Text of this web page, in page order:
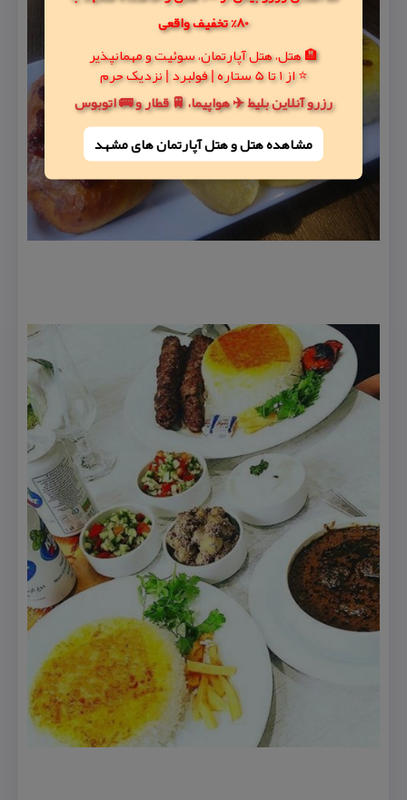
80% تخفیف واقعی
🏨 هتل، هتل آپارتمان، سوئیت و مهمانپذیر
⭐ از 1 تا 5 ستاره | فولبرد | نزدیک حرم
رزرو آنلاین بلیط ✈️ هواپیما، 🚆 قطار و 🚌 اتوبوس
مشاهده هتل و هتل‌ آپارتمان های مشهد